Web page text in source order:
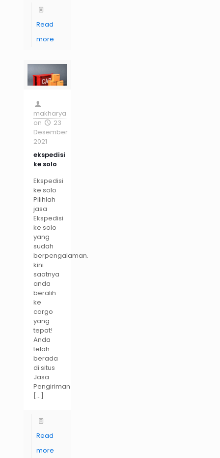
Read
more
makharya
on
23
Desember
2021
ekspedisi
ke solo
Ekspedisi
ke solo
Pilihlah
jasa
Ekspedisi
ke solo
yang
sudah
berpengalaman.
kini
saatnya
anda
beralih
ke
cargo
yang
tepat!
Anda
telah
berada
di situs
Jasa
Pengiriman
[…]
Read
more